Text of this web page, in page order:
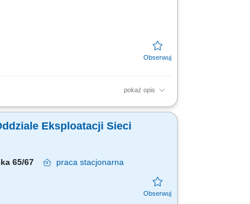
pokaż opis
usterek w istniejących systemach.
Eksploatacji Sieci
65/67 praca stacjonarna